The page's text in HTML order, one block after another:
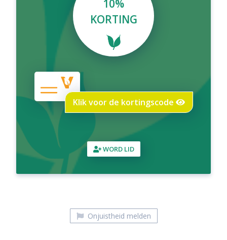
10%
KORTING
Klik voor de kortingscode
WORD LID
Onjuistheid melden